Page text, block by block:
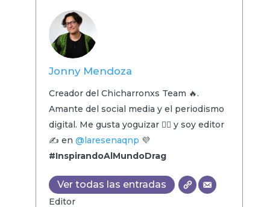
Jonny Mendoza
Creador del Chicharronxs Team 🔥.
Amante del social media y el periodismo
digital. Me gusta yoguizar 🧘‍♂️ y soy editor
✍️ en @laresenaqnp 💜
#InspirandoAlMundoDrag
Ver todas las entradas
Editor